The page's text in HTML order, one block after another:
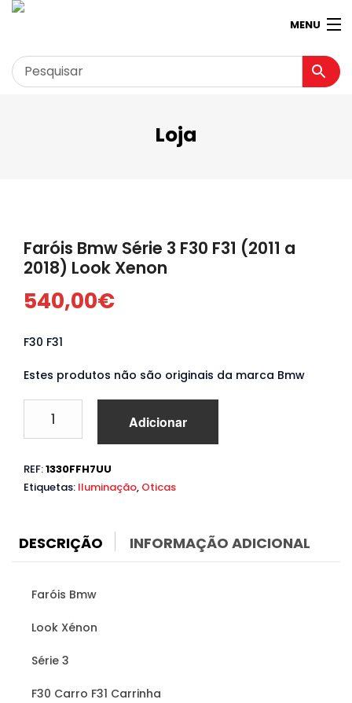
MENU
Garagem
Loja Virtual 360º
Loja
Faróis Bmw Série 3 F30 F31 (2011 a
2018) Look Xenon
540,00€
F30 F31
Estes produtos não são originais da marca Bmw
Faróis
Série
3
(2011
Look
Adicionar
REF:1330FFH7UU
Etiquetas: Iluminação, Oticas
DESCRIÇÃO INFORMAÇÃO ADICIONAL
Faróis Bmw
Look Xénon
Série 3
F30 Carro F31 Carrinha